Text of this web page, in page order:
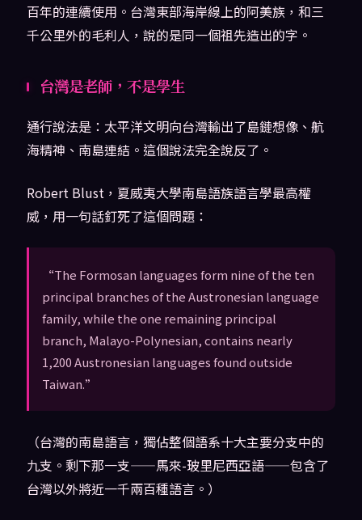
百年的連續使用。台灣東部海岸線上的阿美族，和三
千公里外的毛利人，說的是同一個祖先造出的字。
台灣是老師，不是學生
通行說法是：太平洋文明向台灣輸出了島鏈想像、航
海精神、南島連結。這個說法完全說反了。
Robert Blust，夏威夷大學南島語族語言學最高權
威，用一句話釘死了這個問題：
“The Formosan languages form nine of the ten
principal branches of the Austronesian language
family, while the one remaining principal
branch, Malayo-Polynesian, contains nearly
1,200 Austronesian languages found outside
Taiwan.”
（台灣的南島語言，獨佔整個語系十大主要分支中的
九支。剩下那一支——馬來-玻里尼西亞語——包含了
台灣以外將近一千兩百種語言。）